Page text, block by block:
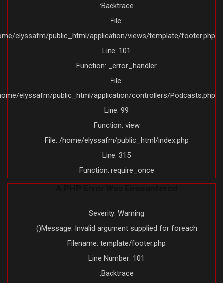
Backtrace:
File:
/home/elyssafm/public_html/application/views/template/
Line: 101
Function: _error_handler
File:
/home/elyssafm/public_html/application/controllers/
Line: 99
Function: view
File: /home/elyssafm/public_html/index.php
Line: 315
Function: require_once
Severity: Warning
Message: Invalid argument supplied for foreach()
Filename: template/footer.php
Line Number: 101
Backtrace: